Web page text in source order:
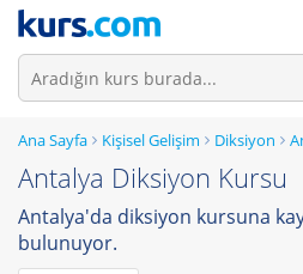
Ana Sayfa Kişisel Gelişim Diksiyon
Antalya Diksiyon Kursu
Antalya'da diksiyon kursuna
bulunuyor.